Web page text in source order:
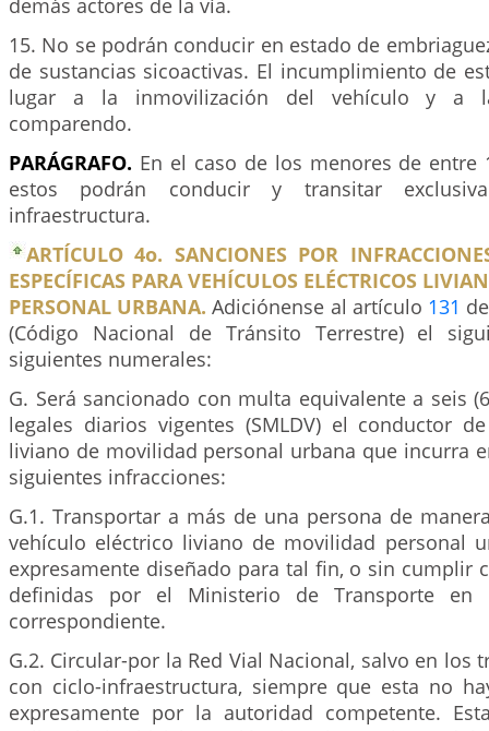
demás actores de la vía.
15. No se podrán conducir en estado de
de sustancias sicoactivas. El incumplimiento de
lugar a la inmovilización del vehículo y a
comparendo.
PARÁGRAFO. En el caso de los menores de entre
estos podrán conducir y transitar
infraestructura.
ARTÍCULO 4o. SANCIONES POR
ESPECÍFICAS PARA VEHÍCULOS ELÉCTRICOS
PERSONAL URBANA. Adiciónense al artículo 131
(Código Nacional de Tránsito Terrestre) el
siguientes numerales:
G. Será sancionado con multa equivalente a seis
legales diarios vigentes (SMLDV) el conductor
liviano de movilidad personal urbana que incurra
siguientes infracciones:
G.1. Transportar a más de una persona de
vehículo eléctrico liviano de movilidad personal
expresamente diseñado para tal fin, o sin cumplir
definidas por el Ministerio de Transporte en
correspondiente.
G.2. Circular-por la Red Vial Nacional, salvo en los
con ciclo-infraestructura, siempre que esta no
expresamente por la autoridad competente.